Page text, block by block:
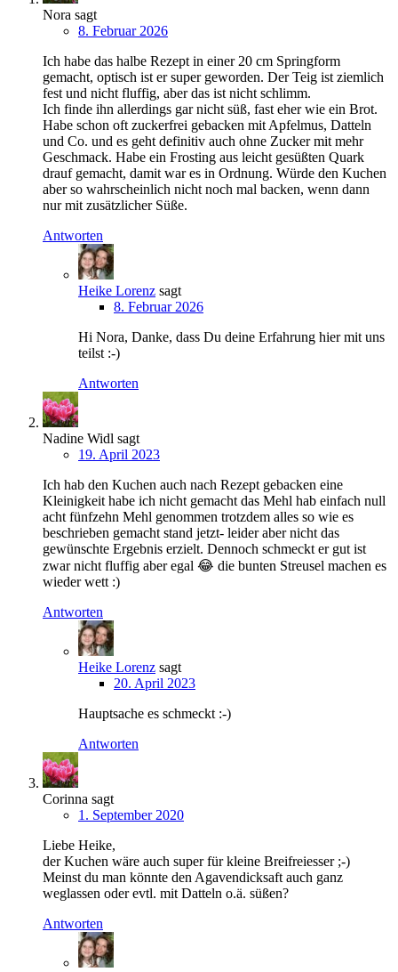
Nora sagt
8. Februar 2026
Ich habe das halbe Rezept in einer 20 cm Springform
gemacht, optisch ist er super geworden. Der Teig ist ziemlich
fest und nicht fluffig, aber das ist nicht schlimm.
Ich finde ihn allerdings gar nicht süß, fast eher wie ein Brot.
Habe schon oft zuckerfrei gebacken mit Apfelmus, Datteln
und Co. und es geht definitiv auch ohne Zucker mit mehr
Geschmack. Habe ein Frosting aus leicht gesüßten Quark
drauf gemacht, damit war es in Ordnung. Würde den Kuchen
aber so wahrscheinlich nicht noch mal backen, wenn dann
nur mit zusätzlicher Süße.
Antworten
Heike Lorenz sagt
8. Februar 2026
Hi Nora, Danke, dass Du deine Erfahrung hier mit uns
teilst :-)
Antworten
Nadine Widl sagt
19. April 2023
Ich hab den Kuchen auch nach Rezept gebacken eine
Kleinigkeit habe ich nicht gemacht das Mehl hab einfach null
acht fünfzehn Mehl genommen trotzdem alles so wie es
beschrieben gemacht stand jetzt- leider aber nicht das
gewünschte Ergebnis erzielt. Dennoch schmeckt er gut ist
zwar nicht fluffig aber egal 😂 die bunten Streusel machen es
wieder wett :)
Antworten
Heike Lorenz sagt
20. April 2023
Hauptsache es schmeckt :-)
Antworten
Corinna sagt
1. September 2020
Liebe Heike,
der Kuchen wäre auch super für kleine Breifreiesser ;-)
Meinst du man könnte den Agavendicksaft auch ganz
weglassen oder evtl. mit Datteln o.ä. süßen?
Antworten